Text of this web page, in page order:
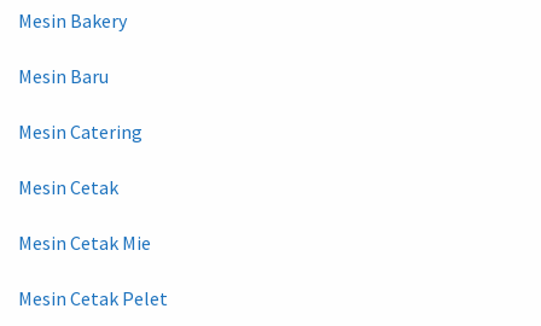
Mesin Bakery
Mesin Baru
Mesin Catering
Mesin Cetak
Mesin Cetak Mie
Mesin Cetak Pelet